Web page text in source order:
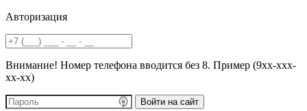
Авторизация
Внимание! Номер телефона вводится без 8. Пример (9хх-ххх-
хх-хх)
Войти на сайт